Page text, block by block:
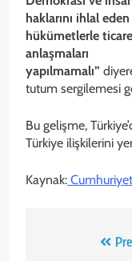
haklarını ihlal eden
hükümetlerle
anlaşmaları
yapılmamalı”
tutum sergilemesi
Bu gelişme,
Türkiye ilişkilerini
Kaynak: Cumhuriyet